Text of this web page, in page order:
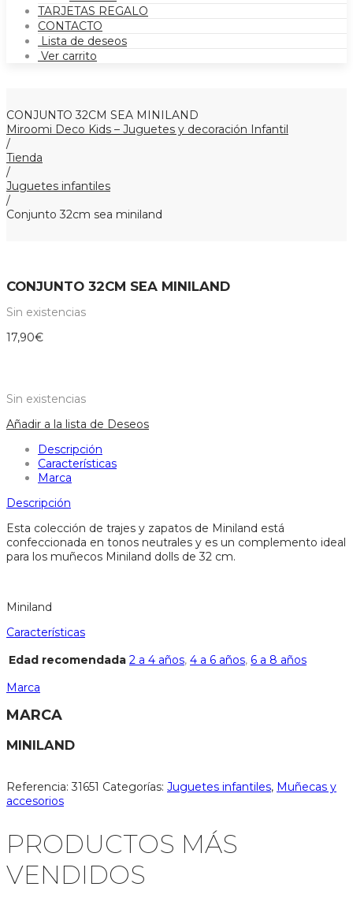
TARJETAS REGALO
CONTACTO
Lista de deseos
Ver carrito
CONJUNTO 32CM SEA MINILAND
Miroomi Deco Kids – Juguetes y decoración Infantil
/
Tienda
/
Juguetes infantiles
/
Conjunto 32cm sea miniland
CONJUNTO 32CM SEA MINILAND
Sin existencias
17,90€
Sin existencias
Añadir a la lista de Deseos
Descripción
Características
Marca
Descripción
Esta colección de trajes y zapatos de Miniland está
confeccionada en tonos neutrales y es un complemento ideal
para los muñecos Miniland dolls de 32 cm.
Miniland
Características
Edad recomendada 2 a 4 años, 4 a 6 años, 6 a 8 años
Marca
MARCA
MINILAND
Referencia:31651 Categorías: Juguetes infantiles, Muñecas y
accesorios
PRODUCTOS MÁS
VENDIDOS